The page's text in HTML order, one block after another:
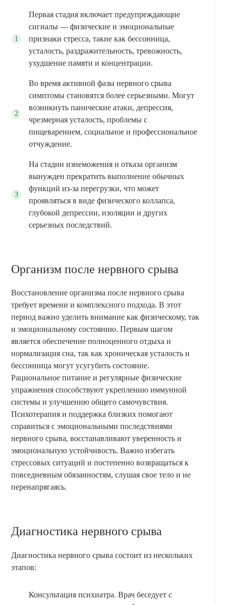
Первая стадия включает предупреждающие
сигналы — физические и эмоциональные
признаки стресса, такие как бессонница,
усталость, раздражительность, тревожность,
ухудшение памяти и концентрации.
Во время активной фазы нервного срыва
симптомы становятся более серьезными. Могут
возникнуть панические атаки, депрессия,
чрезмерная усталость, проблемы с
пищеварением, социальное и профессиональное
отчуждение.
На стадии изнеможения и отказа организм
вынужден прекратить выполнение обычных
функций из-за перегрузки, что может
проявляться в виде физического коллапса,
глубокой депрессии, изоляции и других
серьезных последствий.
Организм после нервного срыва
Восстановление организма после нервного срыва
требует времени и комплексного подхода. В этот
период важно уделить внимание как физическому, так
и эмоциональному состоянию. Первым шагом
является обеспечение полноценного отдыха и
нормализация сна, так как хроническая усталость и
бессонница могут усугубить состояние.
Рациональное питание и регулярные физические
упражнения способствуют укреплению иммунной
системы и улучшению общего самочувствия.
Психотерапия и поддержка близких помогают
справиться с эмоциональными последствиями
нервного срыва, восстанавливают уверенность и
эмоциональную устойчивость. Важно избегать
стрессовых ситуаций и постепенно возвращаться к
повседневным обязанностям, слушая свое тело и не
перенапрягаясь.
Диагностика нервного срыва
Диагностика нервного срыва состоит из нескольких
этапов:
Консультация психиатра. Врач беседует с